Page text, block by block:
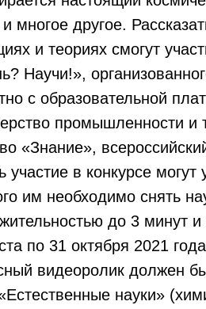
многое другое.
и теориях смогут
Научи!»,
с образовательной
промышленности и
«Знание»,
участие в конкурсе
им необходимо снять
до 3 минут и
по 31 октября 2021
видеоролик должен
науки»